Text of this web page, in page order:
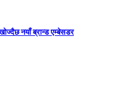
नयाँ ब्रान्ड एम्बेसडर